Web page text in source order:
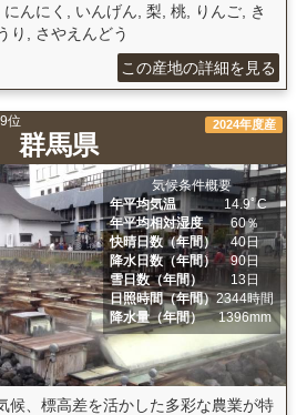
にんにく, いんげん, 梨, 桃, りんご, き
り, さやえんどう
この産地の詳細を見る
位
群馬県
2024年度産
気候条件概要
年平均気温
14.9ﾟC
年平均相対湿度
60％
快晴日数（年間）
40日
降水日数（年間）
90日
雪日数（年間）
13日
日照時間（年間）2344時間
降水量（年間）
1396mm
候、標高差を活かした多彩な農業が特